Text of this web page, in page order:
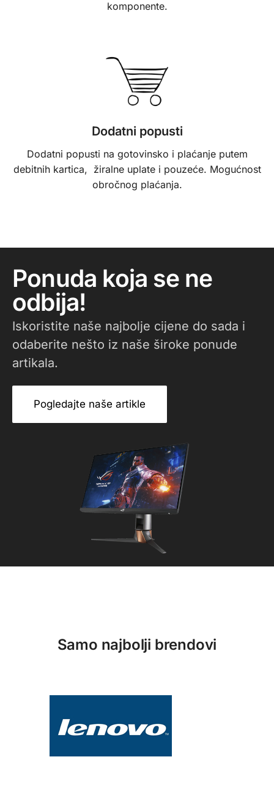
komponente.
Dodatni popusti
Dodatni popusti na gotovinsko i plaćanje putem
debitnih kartica, žiralne uplate i pouzeće. Mogućnost
obročnog plaćanja.
Ponuda koja se ne
odbija!
Iskoristite naše najbolje cijene do sada i
odaberite nešto iz naše široke ponude
artikala.
Pogledajte naše artikle
Samo najbolji brendovi